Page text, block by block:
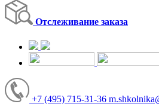
Отслеживание заказа
+7 (495) 715-31-36